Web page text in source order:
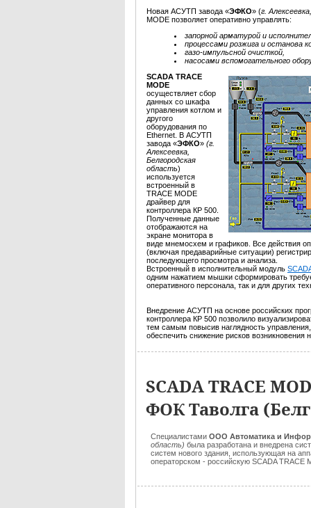
Новая АСУТП завода «ЭФКО» (г.
MODE позволяет оперативно управлять:
запорной арматурой и
процессами розжига и останова
газо-импульсной очисткой,
насосами вспомогательного
SCADA TRACE
MODE
осуществляет сбор
данных со шкафа
управления котлом и
другого
оборудования по
Ethernet. В АСУТП
завода «ЭФКО» (г.
Алексеевка,
Белгородская
область)
используется
встроенный в
TRACE MODE
драйвер для
контроллера КР 500.
Полученные данные
отображаются на
экране монитора в
виде мнемосхем и графиков. Все действия
(включая предаварийные ситуации)
последующего просмотра и анализа.
Встроенный в исполнительный модуль
одним нажатием мышки сформировать
оперативного персонала, так и для других
Внедрение АСУТП на основе российских
контроллера КР 500 позволило
тем самым повысив наглядность
обеспечить снижение рисков возникновения
SCADA TRACE
ФОК Таволга
Специалистами ООО Автоматика и
область) была разработана и внедрена
систем нового здания, использующая на
операторском - российскую SCADA TRACE